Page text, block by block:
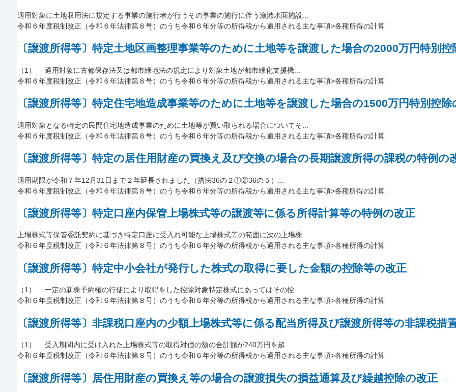
適用対象に土地収用法に規定する事業の施行者が行うその事業の施行に伴う漁港水面施設...
令和６年度税制改正（令和６年法律第８号）のうち令和６年分等の所得税から適用される主な事項>各種所得の計算
〔譲渡所得等〕特定土地区画整理事業等のために土地等を譲渡した場合の2000万円特別控
（1） 適用対象に古都保存法又は都市緑地法の規定により対象土地が都市緑化支援機...
令和６年度税制改正（令和６年法律第８号）のうち令和６年分等の所得税から適用される主な事項>各種所得の計算
〔譲渡所得等〕特定住宅地造成事業等のために土地等を譲渡した場合の1500万円特別控除
適用対象となる特定の民間住宅地造成事業のために土地等が買い取られる場合についてそ...
令和６年度税制改正（令和６年法律第８号）のうち令和６年分等の所得税から適用される主な事項>各種所得の計算
〔譲渡所得等〕特定の居住用財産の買換え及び交換の場合の長期譲渡所得の課税の特例の
適用期限が令和７年12月31日まで２年延長されました（措法36の２①②36の５）...
令和６年度税制改正（令和６年法律第８号）のうち令和６年分等の所得税から適用される主な事項>各種所得の計算
〔譲渡所得等〕特定口座内保管上場株式等の譲渡等に係る所得計算等の特例の改正
上場株式等保管委託契約に基づき特定口座に受入れ可能な上場株式等の範囲に次の上場株...
令和６年度税制改正（令和６年法律第８号）のうち令和６年分等の所得税から適用される主な事項>各種所得の計算
〔譲渡所得等〕特定中小会社が発行した株式の取得に要した金額の控除等の改正
（1） 一定の新株予約権の行使により取得をした控除対象特定株式にあってはその控...
令和６年度税制改正（令和６年法律第８号）のうち令和６年分等の所得税から適用される主な事項>各種所得の計算
〔譲渡所得等〕非課税口座内の少額上場株式等に係る配当所得及び譲渡所得等の非課税措
（1） 受入期間内に受け入れた上場株式等の取得対価の額の合計額が240万円を超...
令和６年度税制改正（令和６年法律第８号）のうち令和６年分等の所得税から適用される主な事項>各種所得の計算
〔譲渡所得等〕居住用財産の買換え等の場合の譲渡損失の損益通算及び繰越控除の改正